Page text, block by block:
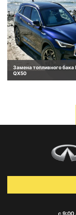
Замена топливного бака
QX50
с 9:00